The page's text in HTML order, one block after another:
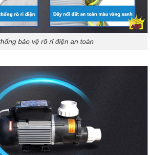
bảo vệ rõ rỉ điện an toàn